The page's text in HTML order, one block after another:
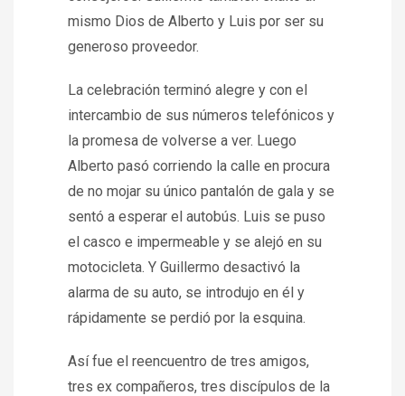
mismo Dios de Alberto y Luis por ser su
generoso proveedor.
La celebración terminó alegre y con el
intercambio de sus números telefónicos y
la promesa de volverse a ver. Luego
Alberto pasó corriendo la calle en procura
de no mojar su único pantalón de gala y se
sentó a esperar el autobús. Luis se puso
el casco e impermeable y se alejó en su
motocicleta. Y Guillermo desactivó la
alarma de su auto, se introdujo en él y
rápidamente se perdió por la esquina.
Así fue el reencuentro de tres amigos,
tres ex compañeros, tres discípulos de la